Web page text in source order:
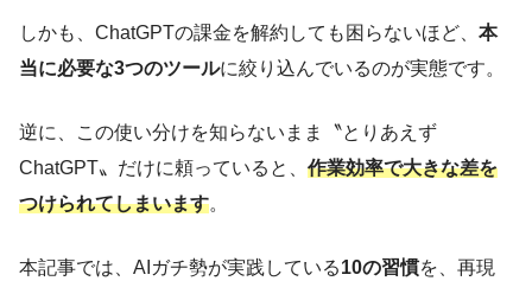
しかも、ChatGPTの課金を解約しても困らないほど、 本
当に必要な3つのツールに絞り込んでいるのが実態です。
逆に、この使い分けを知らないまま〝とりあえず
ChatGPT〟だけに頼っていると、 作業効率で大きな差を
つけられてしまいます。
本記事では、AIガチ勢が実践している10の習慣を、再現